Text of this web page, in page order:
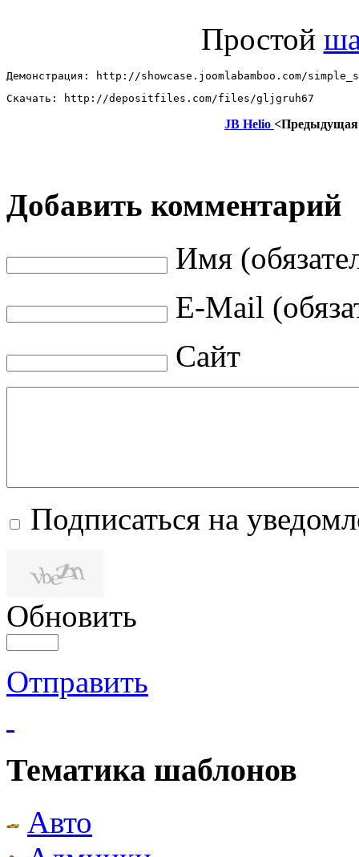
Простой
Демонстрация: http://showcase.joomlabamboo.com/
Скачать: http://depositfiles.com/files/gljgruh67
JB Helio <Предыдущая
Добавить комментарий
Имя
E-Mail
Сайт
Подписаться на
Обновить
Отправить
Тематика шаблонов
Авто